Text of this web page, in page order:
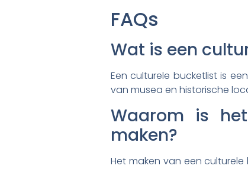
FAQs
Wat is een
Een culturele bucketlist is
van musea en historische
Waarom is
maken?
Het maken van een